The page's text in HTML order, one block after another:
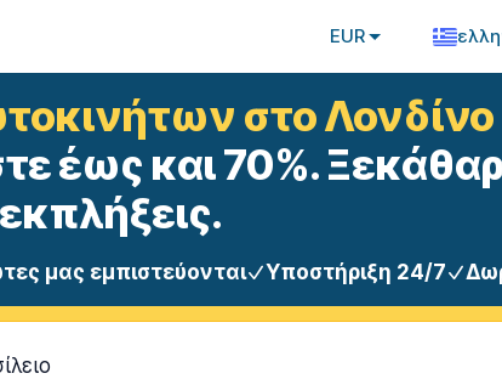
EUR
στο Λονδίνο
έως και 70%.
μας εμπιστεύονται Υποστήριξη 24/7